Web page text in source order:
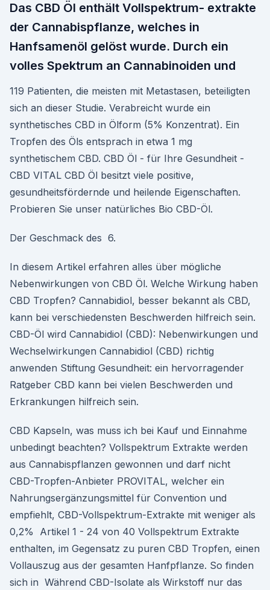
Das CBD Öl enthält Vollspektrum- extrakte
der Cannabispflanze, welches in
Hanfsamenöl gelöst wurde. Durch ein
volles Spektrum an Cannabinoiden und
119 Patienten, die meisten mit Metastasen, beteiligten
sich an dieser Studie. Verabreicht wurde ein
synthetisches CBD in Ölform (5% Konzentrat). Ein
Tropfen des Öls entsprach in etwa 1 mg
synthetischem CBD. CBD Öl - für Ihre Gesundheit -
CBD VITAL CBD Öl besitzt viele positive,
gesundheitsfördernde und heilende Eigenschaften.
Probieren Sie unser natürliches Bio CBD-Öl.
Der Geschmack des 6.
In diesem Artikel erfahren alles über mögliche
Nebenwirkungen von CBD Öl. Welche Wirkung haben
CBD Tropfen? Cannabidiol, besser bekannt als CBD,
kann bei verschiedensten Beschwerden hilfreich sein.
CBD-Öl wird Cannabidiol (CBD): Nebenwirkungen und
Wechselwirkungen Cannabidiol (CBD) richtig
anwenden Stiftung Gesundheit: ein hervorragender
Ratgeber CBD kann bei vielen Beschwerden und
Erkrankungen hilfreich sein.
CBD Kapseln, was muss ich bei Kauf und Einnahme
unbedingt beachten? Vollspektrum Extrakte werden
aus Cannabispflanzen gewonnen und darf nicht
CBD-Tropfen-Anbieter PROVITAL, welcher ein
Nahrungsergänzungsmittel für Convention und
empfiehlt, CBD-Vollspektrum-Extrakte mit weniger als
0,2% Artikel 1 - 24 von 40 Vollspektrum Extrakte
enthalten, im Gegensatz zu puren CBD Tropfen, einen
Vollauszug aus der gesamten Hanfpflanze. So finden
sich in Während CBD-Isolate als Wirkstoff nur das